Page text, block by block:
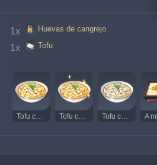
1x Huevas de cangrejo
1x Tofu
Tofu con huevas de cangrejo Tofu con huevas de cangrejo delicioso Tofu con huevas de cangrejo extraño